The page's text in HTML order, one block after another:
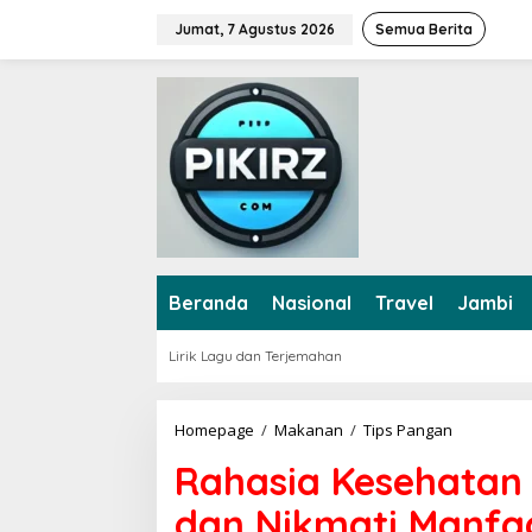
w
Jumat, 7 Agustus 2026 Semua Berita
Beranda Nasional Travel Jambi
Lirik Lagu dan Terjemahan
Homepage / Makanan / Tips Pangan
h
a
s
Rahasia